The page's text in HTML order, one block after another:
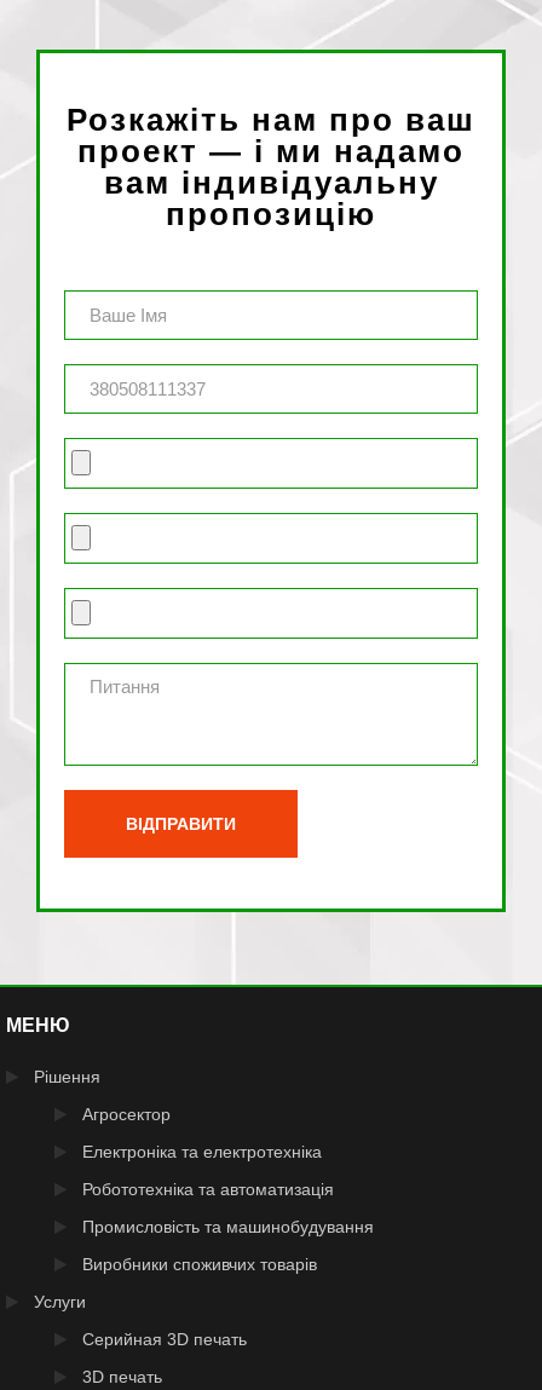
Розкажіть нам про ваш
проект — і ми надамо
вам індивідуальну
пропозицію
МЕНЮ
Рішення
Агросектор
Електроніка та електротехніка
Робототехніка та автоматизація
Промисловість та машинобудування
Виробники споживчих товарів
Услуги
Серийная 3D печать
3D печать